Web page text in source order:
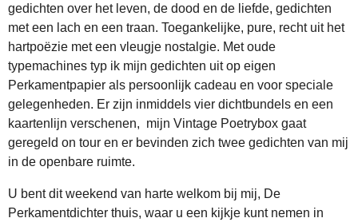
gedichten over het leven, de dood en de liefde, gedichten
met een lach en een traan. Toegankelijke, pure, recht uit het
hartpoëzie met een vleugje nostalgie. Met oude
typemachines typ ik mijn gedichten uit op eigen
Perkamentpapier als persoonlijk cadeau en voor speciale
gelegenheden. Er zijn inmiddels vier dichtbundels en een
kaartenlijn verschenen, mijn Vintage Poetrybox gaat
geregeld on tour en er bevinden zich twee gedichten van mij
in de openbare ruimte.
U bent dit weekend van harte welkom bij mij, De
Perkamentdichter thuis, waar u een kijkje kunt nemen in